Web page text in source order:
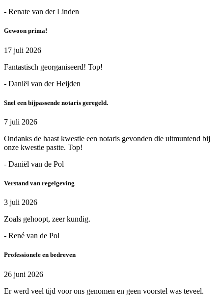
- Renate van der Linden
Gewoon prima!
17 juli 2026
Fantastisch georganiseerd! Top!
- Daniël van der Heijden
Snel een bijpassende notaris geregeld.
7 juli 2026
Ondanks de haast kwestie een notaris gevonden die uitmuntend bij
onze kwestie pastte. Top!
- Daniël van de Pol
Verstand van regelgeving
3 juli 2026
Zoals gehoopt, zeer kundig.
- René van de Pol
Professionele en bedreven
26 juni 2026
Er werd veel tijd voor ons genomen en geen voorstel was teveel.